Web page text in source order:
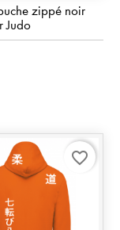
zippé noir
Judo
favorite_border